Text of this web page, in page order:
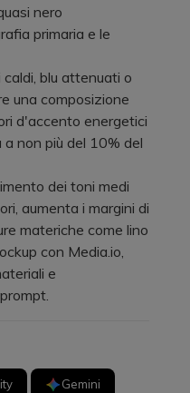
nero
primaria e le
blu attenuati o
una composizione
d'accento energetici
non più del 10% del
dei toni medi
aumenta i margini di
materiche come lino
con Media.io,
e
Gemini